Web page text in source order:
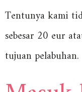
Tentunya kami
sebesar 20 eur
tujuan pelabuhan.